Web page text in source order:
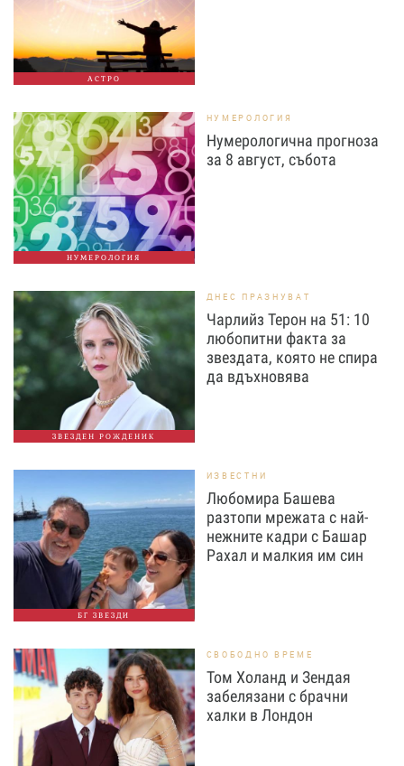
АСТРО
НУМЕРОЛОГИЯ
НУМЕРОЛОГИЯ
Нумерологична прогноза
за 8 август, събота
ЗВЕЗДЕН РОЖДЕНИК
ДНЕС ПРАЗНУВАТ
Чарлийз Терон на 51: 10
любопитни факта за
звездата, която не спира
да вдъхновява
БГ ЗВЕЗДИ
ИЗВЕСТНИ
Любомира Башева
разтопи мрежата с най-
нежните кадри с Башар
Рахал и малкия им син
СВОБОДНО ВРЕМЕ
Том Холанд и Зендая
забелязани с брачни
халки в Лондон